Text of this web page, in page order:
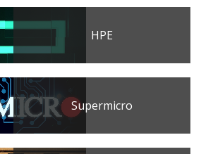
HPE
Supermicro